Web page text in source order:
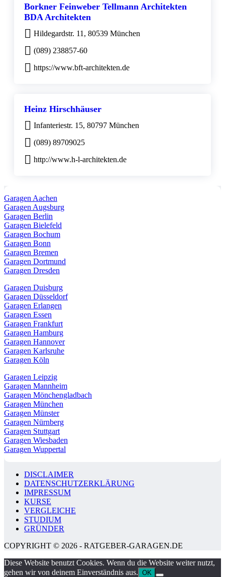
Borkner Feinweber Tellmann Architekten
BDA Architekten
Hildegardstr. 11, 80539 München
(089) 238857-60
https://www.bft-architekten.de
Heinz Hirschhäuser
Infanteriestr. 15, 80797 München
(089) 89709025
http://www.h-l-architekten.de
Garagen Aachen
Garagen Augsburg
Garagen Berlin
Garagen Bielefeld
Garagen Bochum
Garagen Bonn
Garagen Bremen
Garagen Dortmund
Garagen Dresden
Garagen Duisburg
Garagen Düsseldorf
Garagen Erlangen
Garagen Essen
Garagen Frankfurt
Garagen Hamburg
Garagen Hannover
Garagen Karlsruhe
Garagen Köln
Garagen Leipzig
Garagen Mannheim
Garagen Mönchengladbach
Garagen München
Garagen Münster
Garagen Nürnberg
Garagen Stuttgart
Garagen Wiesbaden
Garagen Wuppertal
DISCLAIMER
DATENSCHUTZERKLÄRUNG
IMPRESSUM
KURSE
VERGLEICHE
STUDIUM
GRÜNDER
COPYRIGHT © 2026 - RATGEBER-GARAGEN.DE
Diese Website benutzt Cookies. Wenn du die Website weiter nutzt,
gehen wir von deinem Einverständnis aus. OK